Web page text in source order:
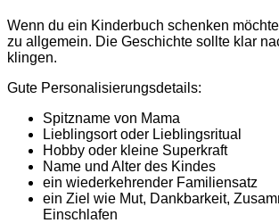
Wenn du ein Kinderbuch schenken
zu allgemein. Die Geschichte sollte klar
klingen.
Gute Personalisierungsdetails:
Spitzname von Mama
Lieblingsort oder Lieblingsritual
Hobby oder kleine Superkraft
Name und Alter des Kindes
ein wiederkehrender Familiensatz
ein Ziel wie Mut, Dankbarkeit,
Einschlafen